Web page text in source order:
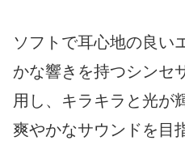
ソフトで耳心地の良い
かな響きを持つシンセ
用し、キラキラと光が
爽やかなサウンドを目